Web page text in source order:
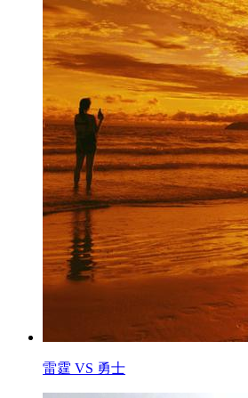
雷霆 VS 勇士